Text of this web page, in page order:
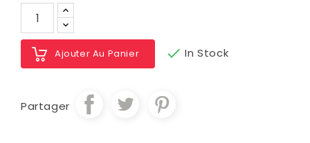
Ajouter Au Panier  In Stock
Partager